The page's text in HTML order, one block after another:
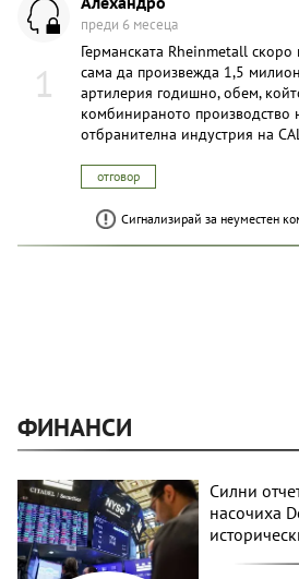
1
преди 6 месеца
Германската Rheinmetall
сама да произвежда 1,5
артилерия годишно, обем,
комбинираното производство
отбранителна индустрия на
отговор
Сигнализирай за неуместен
ФИНАНСИ
Силни
насочиха